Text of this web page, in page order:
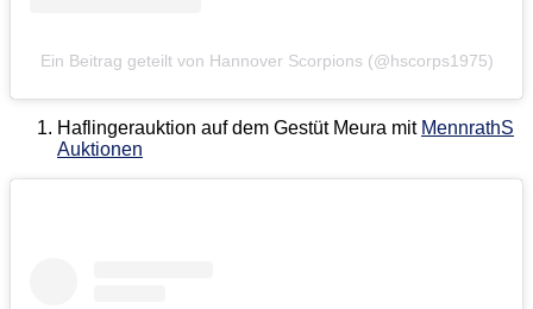
Ein Beitrag geteilt von Hannover Scorpions (@hscorps1975)
Haflingerauktion auf dem Gestüt Meura mit MennrathS
Auktionen